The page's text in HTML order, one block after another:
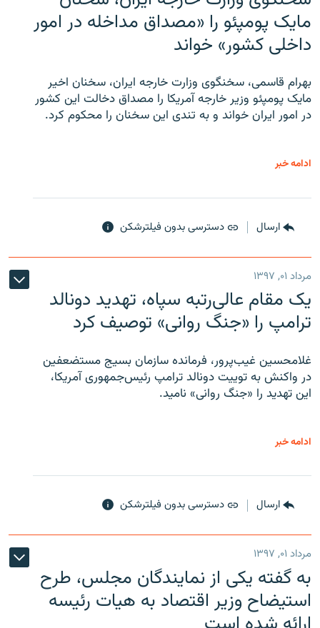
مایک پومپئو را «مصداق مداخله در امور
داخلی کشور» خواند
بهرام قاسمی، سخنگوی وزارت خارجه ایران، سخنان اخیر
مایک پومپئو وزیر خارجه آمریکا را مصداق دخالت این کشور
در امور ایران خواند و به تندی این سخنان را محکوم کرد.
ادامه خبر
ارسال دسترسی بدون فیلترشکن
مرداد ۰۱, ۱۳۹۷
یک مقام عالی‌رتبه سپاه، تهدید دونالد
ترامپ را «جنگ روانی» توصیف کرد
غلامحسین غیب‌پرور، فرمانده سازمان بسیج مستضعفین
در واکنش به توییت دونالد ترامپ رئیس‌جمهوری آمریکا،
این تهدید را «جنگ روانی» نامید.
ادامه خبر
ارسال دسترسی بدون فیلترشکن
مرداد ۰۱, ۱۳۹۷
به گفته یکی از نمایندگان مجلس، طرح
استیضاح وزیر اقتصاد به هیات رئیسه